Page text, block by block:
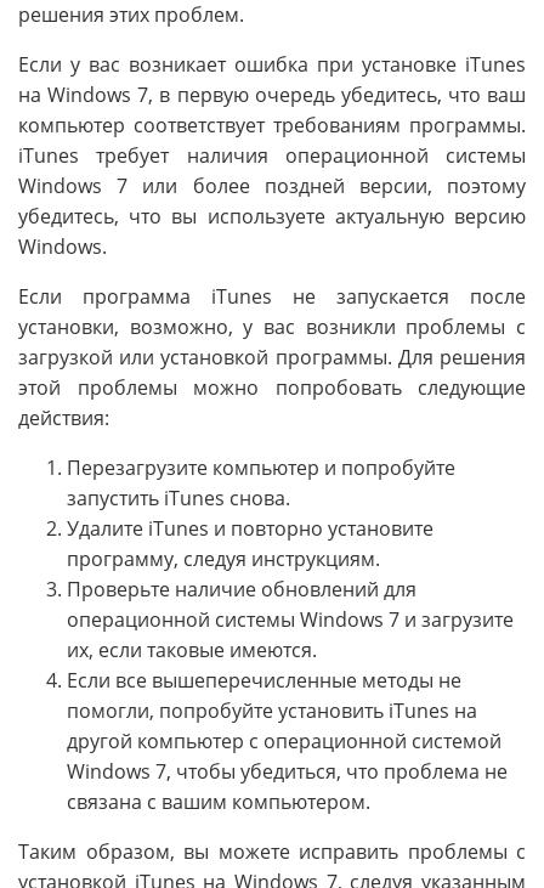
решения этих проблем.
Если у вас возникает ошибка при установке iTunes
на Windows 7, в первую очередь убедитесь, что ваш
компьютер соответствует требованиям программы.
iTunes требует наличия операционной системы
Windows 7 или более поздней версии, поэтому
убедитесь, что вы используете актуальную версию
Windows.
Если программа iTunes не запускается после
установки, возможно, у вас возникли проблемы с
загрузкой или установкой программы. Для решения
этой проблемы можно попробовать следующие
действия:
Перезагрузите компьютер и попробуйте
запустить iTunes снова.
Удалите iTunes и повторно установите
программу, следуя инструкциям.
Проверьте наличие обновлений для
операционной системы Windows 7 и загрузите
их, если таковые имеются.
Если все вышеперечисленные методы не
помогли, попробуйте установить iTunes на
другой компьютер с операционной системой
Windows 7, чтобы убедиться, что проблема не
связана с вашим компьютером.
Таким образом, вы можете исправить проблемы с
установкой iTunes на Windows 7, следуя указанным